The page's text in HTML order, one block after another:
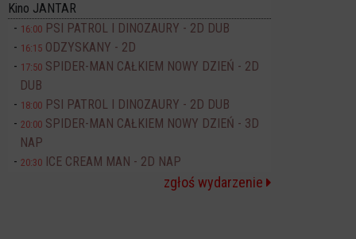
Kino JANTAR
16:00 PSI PATROL I DINOZAURY - 2D DUB
16:15 ODZYSKANY - 2D
17:50 SPIDER-MAN CAŁKIEM NOWY DZIEŃ - 2D
DUB
18:00 PSI PATROL I DINOZAURY - 2D DUB
20:00 SPIDER-MAN CAŁKIEM NOWY DZIEŃ - 3D
NAP
20:30 ICE CREAM MAN - 2D NAP
zgłoś wydarzenie